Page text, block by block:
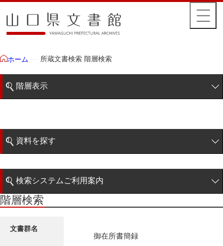
ホーム 所蔵文書検索 階層検索
階層表示
藩政文書
大令録
資料を探す
階層検索
検索システムご利用案内
検索システムの利用について
更新履歴
階層検索
文書群名
御在所書簡録